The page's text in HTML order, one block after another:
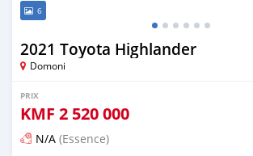
6
2021 Toyota Highlander
Domoni
PRIX
KMF 2 520 000
N/A (Essence)